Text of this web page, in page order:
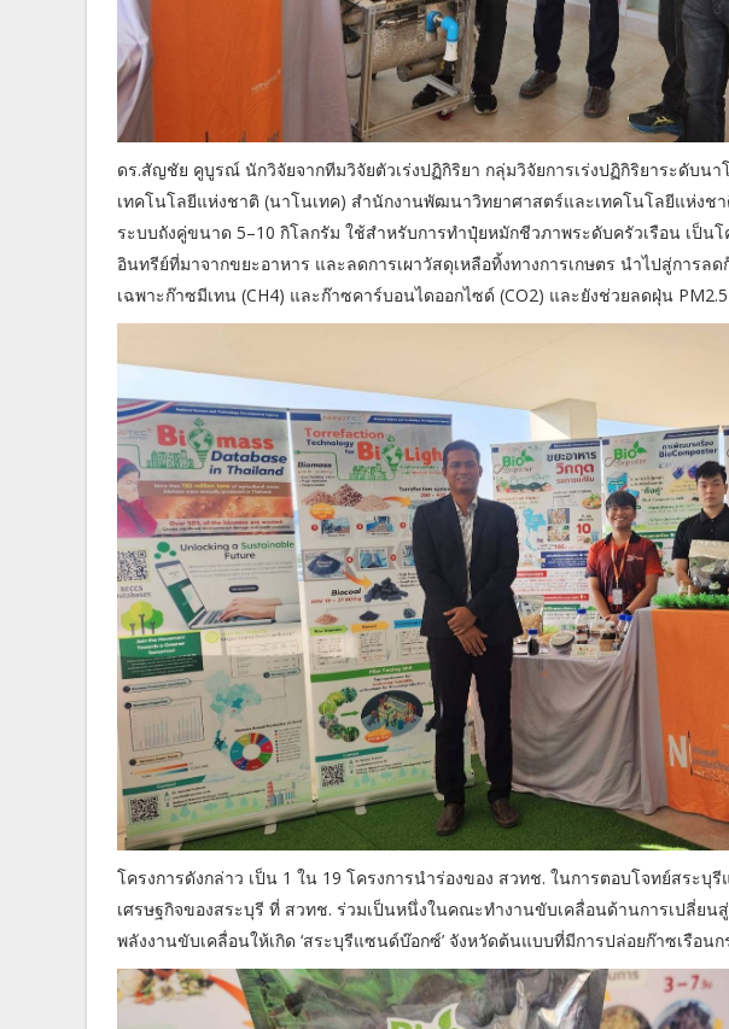
ดร.สัญชัย คูบูรณ์ นักวิจัยจากทีมวิจัยตัวเร่งปฏิกิริยา กลุ่มวิจัยการเร่งปฏิกิริยาระดับ
เทคโนโลยีแห่งชาติ (นาโนเทค) สำนักงานพัฒนาวิทยาศาสตร์และเทคโนโลยีแห่งช
ระบบถังคู่ขนาด 5–10 กิโลกรัม ใช้สำหรับการทำปุ๋ยหมักชีวภาพระดับครัวเรือน เป็
อินทรีย์ที่มาจากขยะอาหาร และลดการเผาวัสดุเหลือทิ้งทางการเกษตร นำไปสู่การล
เฉพาะก๊าซมีเทน (CH4) และก๊าซคาร์บอนไดออกไซด์ (CO2) และยังช่วยลดฝุ่น
โครงการดังกล่าว เป็น 1 ใน 19 โครงการนำร่องของ สวทช. ในการตอบโจทย์สระบุ
เศรษฐกิจของสระบุรี ที่ สวทช. ร่วมเป็นหนึ่งในคณะทำงานขับเคลื่อนด้านการเปลี่ยน
พลังงานขับเคลื่อนให้เกิด ‘สระบุรีแซนด์บ๊อกซ์’ จังหวัดต้นแบบที่มีการปล่อยก๊าซเรือน